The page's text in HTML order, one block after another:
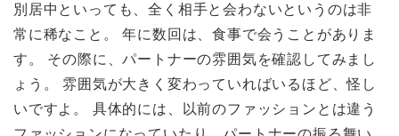
別居中といっても、全く相手と会わないというのは非
常に稀なこと。 年に数回は、食事で会うことがありま
す。 その際に、パートナーの雰囲気を確認してみまし
ょう。 雰囲気が大きく変わっていればいるほど、怪し
いですよ。 具体的には、以前のファッションとは違う